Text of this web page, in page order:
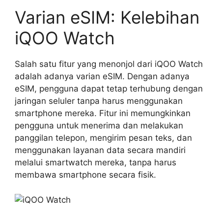
Varian eSIM: Kelebihan
iQOO Watch
Salah satu fitur yang menonjol dari iQOO Watch
adalah adanya varian eSIM. Dengan adanya
eSIM, pengguna dapat tetap terhubung dengan
jaringan seluler tanpa harus menggunakan
smartphone mereka. Fitur ini memungkinkan
pengguna untuk menerima dan melakukan
panggilan telepon, mengirim pesan teks, dan
menggunakan layanan data secara mandiri
melalui smartwatch mereka, tanpa harus
membawa smartphone secara fisik.